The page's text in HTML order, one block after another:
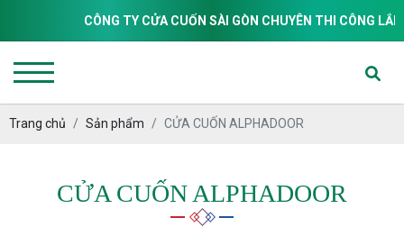
CÔNG TY CỬA CUỐN SÀI GÒN CHUYÊN THI CÔNG LẮP
Trang chủ Sản phẩm CỬA CUỐN ALPHADOOR
CỬA CUỐN ALPHADOOR